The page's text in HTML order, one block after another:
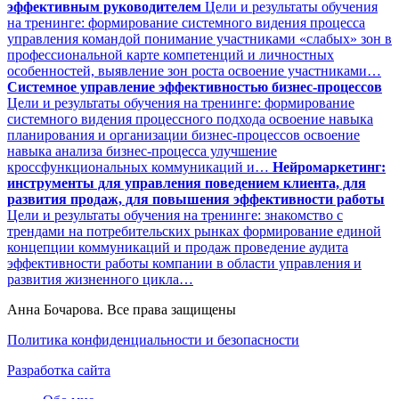
эффективным руководителем Цели и результаты обучения
на тренинге: формирование системного видения процесса
управления командой понимание участниками «слабых» зон в
профессиональной карте компетенций и личностных
особенностей, выявление зон роста освоение участниками…
Системное управление эффективностью бизнес-процессов
Цели и результаты обучения на тренинге: формирование
системного видения процессного подхода освоение навыка
планирования и организации бизнес-процессов освоение
навыка анализа бизнес-процесса улучшение
кроссфункциональных коммуникаций и… Нейромаркетинг:
инструменты для управления поведением клиента, для
развития продаж, для повышения эффективности работы
Цели и результаты обучения на тренинге: знакомство с
трендами на потребительских рынках формирование единой
концепции коммуникаций и продаж проведение аудита
эффективности работы компании в области управления и
развития жизненного цикла…
Анна Бочарова. Все права защищены
Политика конфиденциальности и безопасности
Разработка сайта